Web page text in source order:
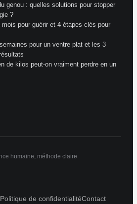
genou : quelles solutions pour stopper
?
pour guérir et 4 étapes clés pour
pour un ventre plat et les 3
de kilos peut-on vraiment perdre en un
humaine, méthode claire
Politique de confidentialitéContact